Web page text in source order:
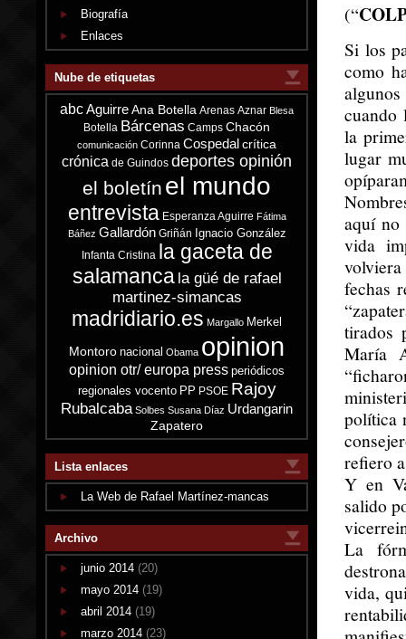
Biografía
Enlaces
Nube de etiquetas
abcAguirre Ana Botella Arenas Aznar Blesa
Botella Bárcenas Camps Chacón
comunicación Corinna Cospedal crítica
crónica de Guindos deportes opinión
el boletín el mundo
entrevista Esperanza Aguirre Fátima
Báñez Gallardón Griñán Ignacio González
Infanta Cristina la gaceta de
salamanca la güé de rafael
martinez-simancas
madridiario.es Margallo Merkel
Montoro nacional Obama opinion
opinion otr/ europa press periódicos
regionales vocento PP PSOE Rajoy
Rubalcaba Solbes Susana Díaz Urdangarin
Zapatero
Lista enlaces
La Web de Rafael Martínez-mancas
Archivo
junio 2014 (20)
mayo 2014 (19)
abril 2014 (19)
marzo 2014 (23)
(“
Si los
como
cuando
la
lugar
aquí
vida
fechas
tirados
María
política
refiero
Y en
salido
La
vida,